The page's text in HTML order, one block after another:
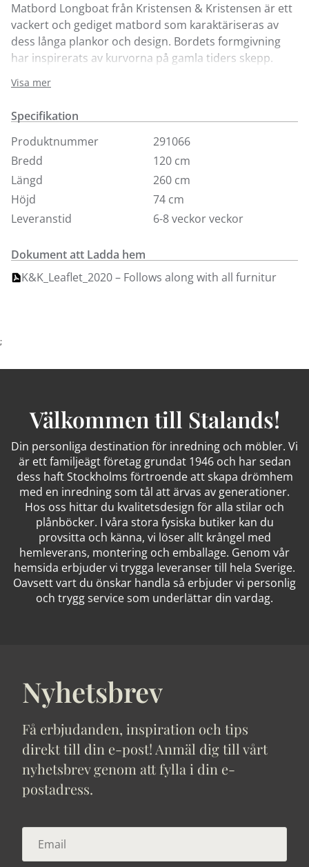
Matbord Longboat från Kristensen & Kristensen är ett
vackert och gediget matbord som karaktäriseras av
dess långa plankor och design. Bordets formgivning
har inspirerats av kurvorna på gamla tiders skepp.
Visas här i massiv mörkgrå, oljad ask med längd 260
cm och en bredd på 120 cm som ger om plats för både
gäster och ett fulldukat bord. Finns även att beställa i
andra färger, mått och med olika kantprofiler.
Visa mer
Specifikation
Produktnummer
291066
Bredd
120 cm
Längd
260 cm
Höjd
74 cm
Leveranstid
6-8 veckor veckor
Dokument att Ladda hem
K&K_Leaflet_2020 – Follows along with all furnitur
;
Välkommen till Stalands!
Din personliga destination för inredning och möbler. Vi
är ett familjeägt företag grundat 1946 och har sedan
dess haft Stockholms förtroende att skapa drömhem
med en inredning som tål att ärvas av generationer.
Hos oss hittar du kvalitetsdesign för alla stilar och
plånböcker. I våra stora fysiska butiker kan du
provsitta och känna, vi löser allt krångel med
hemleverans, montering och emballage. Genom vår
hemsida erbjuder vi trygga leveranser till hela Sverige.
Oavsett vart du önskar handla så erbjuder vi personlig
och trygg service som underlättar din vardag.
Nyhetsbrev
Få erbjudanden, inspiration och tips
direkt till din e-post! Anmäl dig till vårt
nyhetsbrev genom att fylla i din e-
postadress.